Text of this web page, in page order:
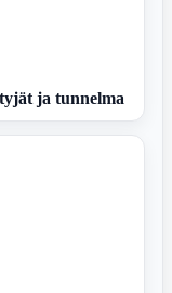
ja tunnelma